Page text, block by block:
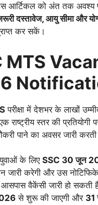
आर्टिकल को अंत तक अवश्य
दस्तावेज, आयु सीमा और
कर सकें।
MTS
परीक्षा में देशभर के लाखों
राष्ट्रीय स्तर की प्रतियोगी
पाने का अवसर जारी करती
के लिए SSC 30 जून
जारी करेगी और उस
वैकेंसी जारी हो सकती
से शुरू की जाएगी और 31